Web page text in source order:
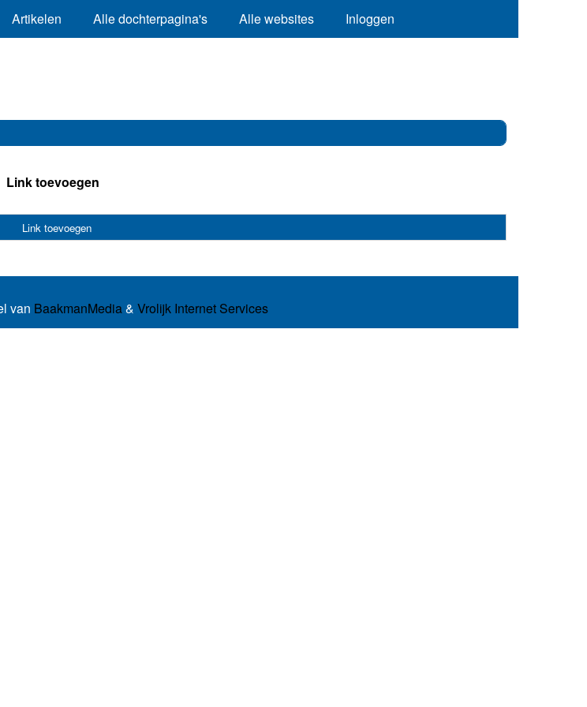
Artikelen Alle dochterpagina's Alle websites Inloggen
Link toevoegen
Link toevoegen
van BaakmanMedia& Vrolijk Internet Services